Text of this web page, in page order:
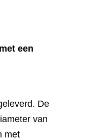
een
De
van
met